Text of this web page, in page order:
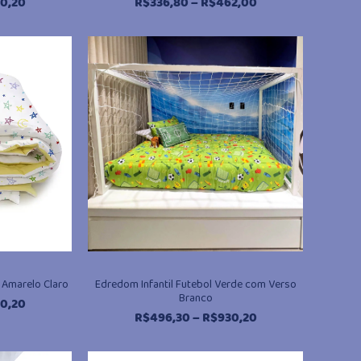
preço:
R$930,20
preço:
R$336,80
através
R$462,00
Claro
Faixa
R$496,30
Edredom Infantil Futebol Verde com Verso
Branco
R$496,30–R$930,20Faixa
preço: